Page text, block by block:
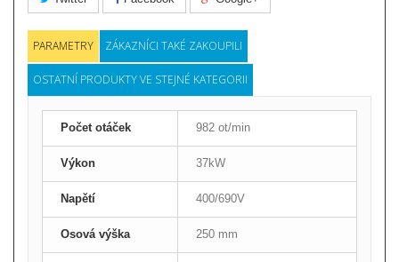
PARAMETRY ZÁKAZNÍCI TAKÉ ZAKOUPILI
OSTATNÍ PRODUKTY VE STEJNÉ KATEGORII
Počet otáček 982 ot/min
Výkon 37kW
Napětí 400/690V
Osová výška 250 mm